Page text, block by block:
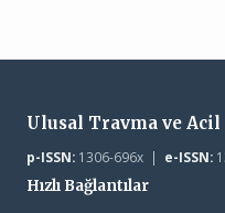
Ulusal Travma ve
p-ISSN:1306-696x | e-ISSN:
Hızlı Bağlantılar